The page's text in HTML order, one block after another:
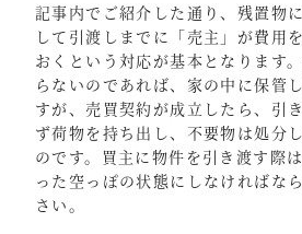
記事内でご紹介した通り、残置物
して引渡しまでに「売主」が費用
おくという対応が基本となります
らないのであれば、家の中に保管
すが、売買契約が成立したら、引
ず荷物を持ち出し、不要物は処分
のです。買主に物件を引き渡す際
った空っぽの状態にしなければな
さい。